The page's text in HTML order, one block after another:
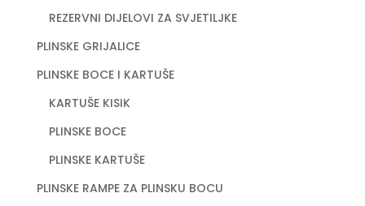
REZERVNI DIJELOVI ZA SVJETILJKE
PLINSKE GRIJALICE
PLINSKE BOCE I KARTUŠE
KARTUŠE KISIK
PLINSKE BOCE
PLINSKE KARTUŠE
PLINSKE RAMPE ZA PLINSKU BOCU